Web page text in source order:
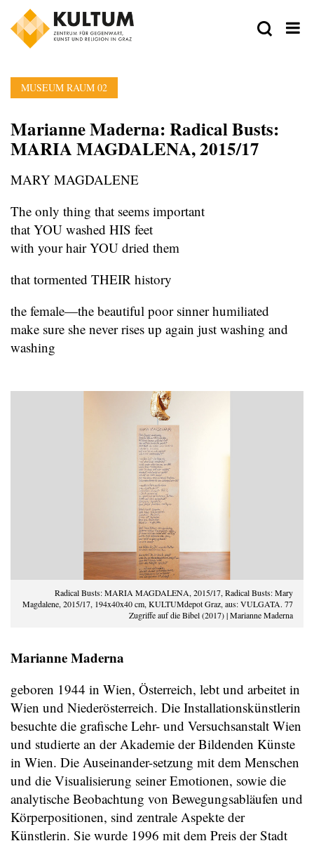
MUSEUM RAUM 02
Marianne Maderna: Radical Busts:
MARIA MAGDALENA, 2015/17
MARY MAGDALENE
The only thing that seems important
that YOU washed HIS feet
with your hair YOU dried them
that tormented THEIR history
the female—the beautiful poor sinner humiliated
make sure she never rises up again just washing and
washing
Radical Busts: MARIA MAGDALENA, 2015/17, Radical Busts: Mary
Magdalene, 2015/17, 194x40x40 cm, KULTUMdepot Graz, aus: VULGATA. 77
Zugriffe auf die Bibel (2017) | Marianne Maderna
Marianne Maderna
geboren 1944 in Wien, Österreich, lebt und arbeitet in
Wien und Niederösterreich. Die Installationskünstlerin
besuchte die grafische Lehr- und Versuchsanstalt Wien
und studierte an der Akademie der Bildenden Künste
in Wien. Die Auseinander-setzung mit dem Menschen
und die Visualisierung seiner Emotionen, sowie die
analytische Beobachtung von Bewegungsabläufen und
Körperpositionen, sind zentrale Aspekte der
Künstlerin. Sie wurde 1996 mit dem Preis der Stadt